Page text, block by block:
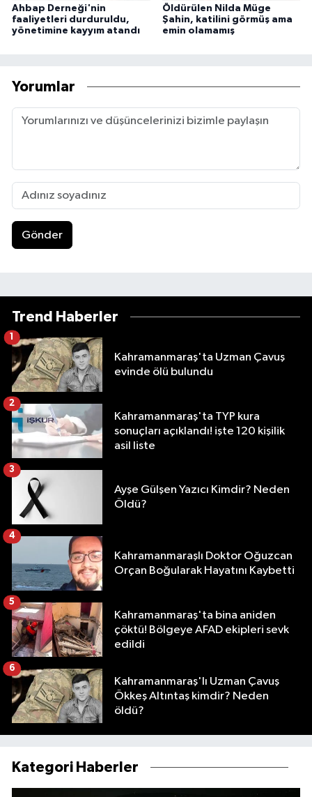
Ahbap Derneği'nin
faaliyetleri durduruldu,
yönetimine kayyım atandı
Öldürülen Nilda Müge
Şahin, katilini görmüş ama
emin olamamış
Yorumlar
Gönder
Trend Haberler
Kahramanmaraş'ta Uzman Çavuş
evinde ölü bulundu
1
Kahramanmaraş'ta TYP kura
sonuçları açıklandı! işte 120 kişilik
asil liste
2
Ayşe Gülşen Yazıcı Kimdir? Neden
Öldü?
3
Kahramanmaraşlı Doktor Oğuzcan
Orçan Boğularak Hayatını Kaybetti
4
Kahramanmaraş'ta bina aniden
çöktü! Bölgeye AFAD ekipleri sevk
edildi
5
Kahramanmaraş'lı Uzman Çavuş
Ökkeş Altıntaş kimdir? Neden
öldü?
6
Kategori Haberler